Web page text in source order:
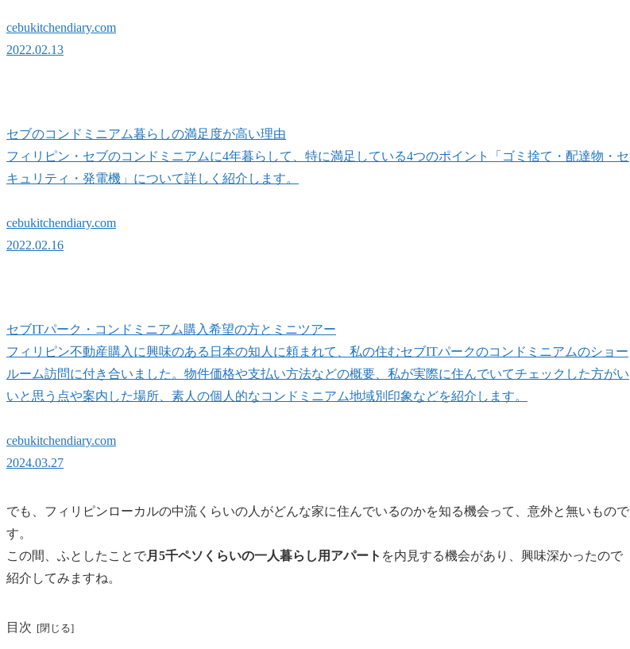
cebukitchendiary.com
2022.02.13
セブのコンドミニアム暮らしの満足度が高い理由
フィリピン・セブのコンドミニアムに4年暮らして、特に満足している4つのポイント「ゴミ捨て・配達物・セ
キュリティ・発電機」について詳しく紹介します。
cebukitchendiary.com
2022.02.16
セブITパーク・コンドミニアム購入希望の方とミニツアー
フィリピン不動産購入に興味のある日本の知人に頼まれて、私の住むセブITパークのコンドミニアムのショー
ルーム訪問に付き合いました。物件価格や支払い方法などの概要、私が実際に住んでいてチェックした方がい
いと思う点や案内した場所、素人の個人的なコンドミニアム地域別印象などを紹介します。
cebukitchendiary.com
2024.03.27
でも、フィリピンローカルの中流くらいの人がどんな家に住んでいるのかを知る機会って、意外と無いもので
す。
この間、ふとしたことで月5千ペソくらいの一人暮らし用アパート を内見する機会があり、興味深かったので
紹介してみますね。
目次